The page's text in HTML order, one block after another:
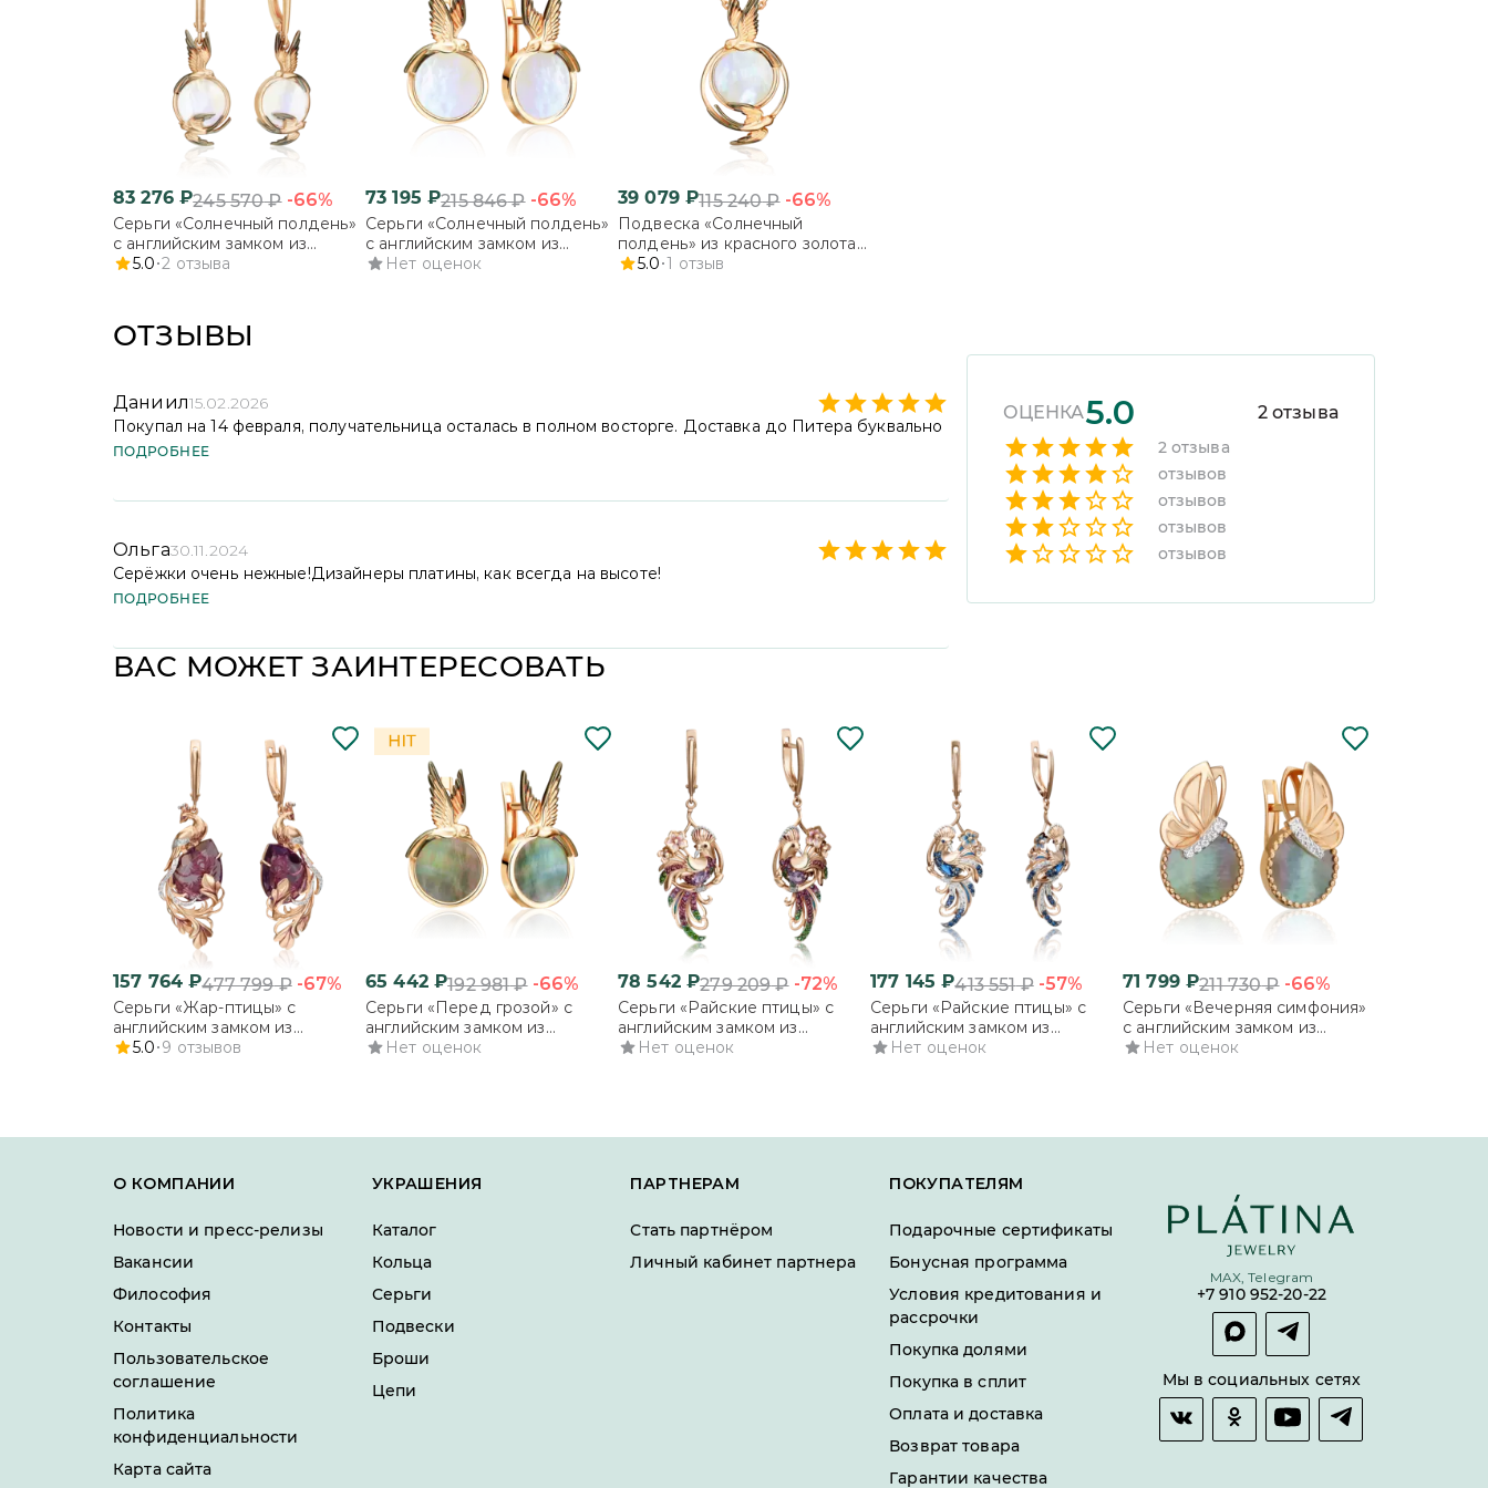
с частичным выбором, в этом случае Вы сможете приобрести не все украшения
своего заказа. Укажите необходимость частичного выбора в комментарии к заказу.
ПОДРОБНЕЕ
83 276₽245 570₽ -66%
Серьги «Солнечный полдень»
с английским замком из
красного золота с
5.0 2 отзыва
73 195 ₽215 846₽ -66%
Серьги «Солнечный полдень»
с английским замком из
красного золота с
Нет оценок
39 079₽115 240₽ -66%
Подвеска «Солнечный
полдень» из красного золота с
перламутром
5.0 1 отзыв
ОТЗЫВЫ
Даниил15.02.2026
Покупал на 14 февраля, получательница осталась в полном восторге. Доставка до Питера буквально
за несколько дней, оплачивал при получении в СДЕК.
Ждем Вас снова в нашем интернет-магазине! С уважением, PLATINA.
ПОДРОБНЕЕ
Ольга30.11.2024
Серёжки очень нежные!Дизайнеры платины, как всегда на высоте!
эмоции. С уважением, PLATINA
ПОДРОБНЕЕ
ОЦЕНКА5.0 2 отзыва
2 отзыва
отзывов
отзывов
отзывов
отзывов
ВАС МОЖЕТ ЗАИНТЕРЕСОВАТЬ
157 764 ₽477 799₽ -67%
Серьги «Жар-птицы» с
английским замком из
красного золота с аметистом,
5.0 9 отзывов
65 442₽192 981₽ -66%
Серьги «Перед грозой» с
английским замком из
красного золота с
Нет оценок
78 542₽279 209₽ -72%
Серьги «Райские птицы» с
английским замком из
красного золота с миксом
Нет оценок
177 145 ₽413 551₽ -57%
Серьги «Райские птицы» с
английским замком из
красного золота с сапфирами,
Нет оценок
71 799₽211 730₽ -66%
Серьги «Вечерняя симфония»
с английским замком из
красного золота с
Нет оценок
О КОМПАНИИ
Новости и пресс-релизы
Вакансии
Философия
Контакты
Пользовательское
соглашение
Политика
конфиденциальности
Карта сайта
УКРАШЕНИЯ
Каталог
Кольца
Серьги
Подвески
Броши
Цепи
ПАРТНЕРАМ
Стать партнёром
Личный кабинет партнера
ПОКУПАТЕЛЯМ
Подарочные сертификаты
Бонусная программа
Условия кредитования и
рассрочки
Покупка долями
Покупка в сплит
Оплата и доставка
Возврат товара
Гарантии качества
MAX, Telegram
+7 910 952-20-22
Мы в социальных сетях